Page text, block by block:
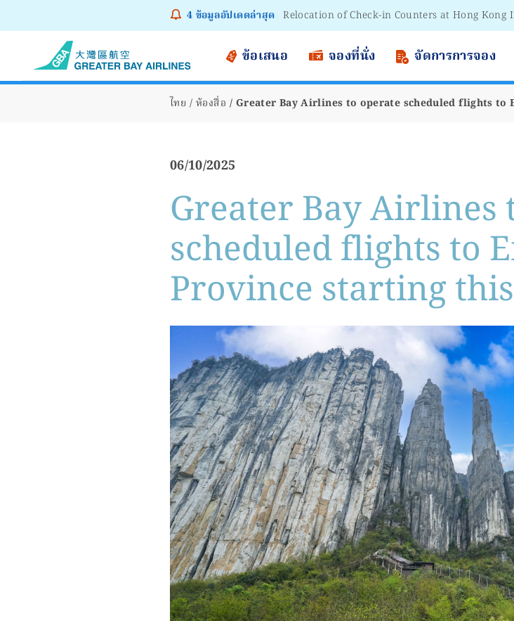
4 ข้อมูลอัปเดตล่าสุด Relocation of Check-in Counters at Hong
Notice to Passengers - Lithium Battery Power
ข้อเสนอ จองที่นั่ง จัดการการจอง
ไทย ห้องสื่อ Greater Bay Airlines to operate scheduled flights
06/10/2025
Greater Bay Airlines
scheduled flights to
Province starting